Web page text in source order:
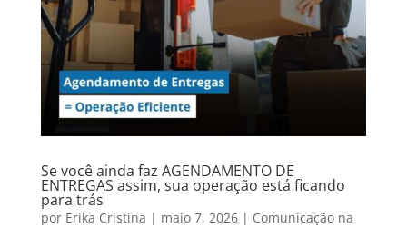
Se você ainda faz AGENDAMENTO DE
ENTREGAS assim, sua operação está ficando
para trás
por Erika Cristina | maio 7, 2026| Comunicação na